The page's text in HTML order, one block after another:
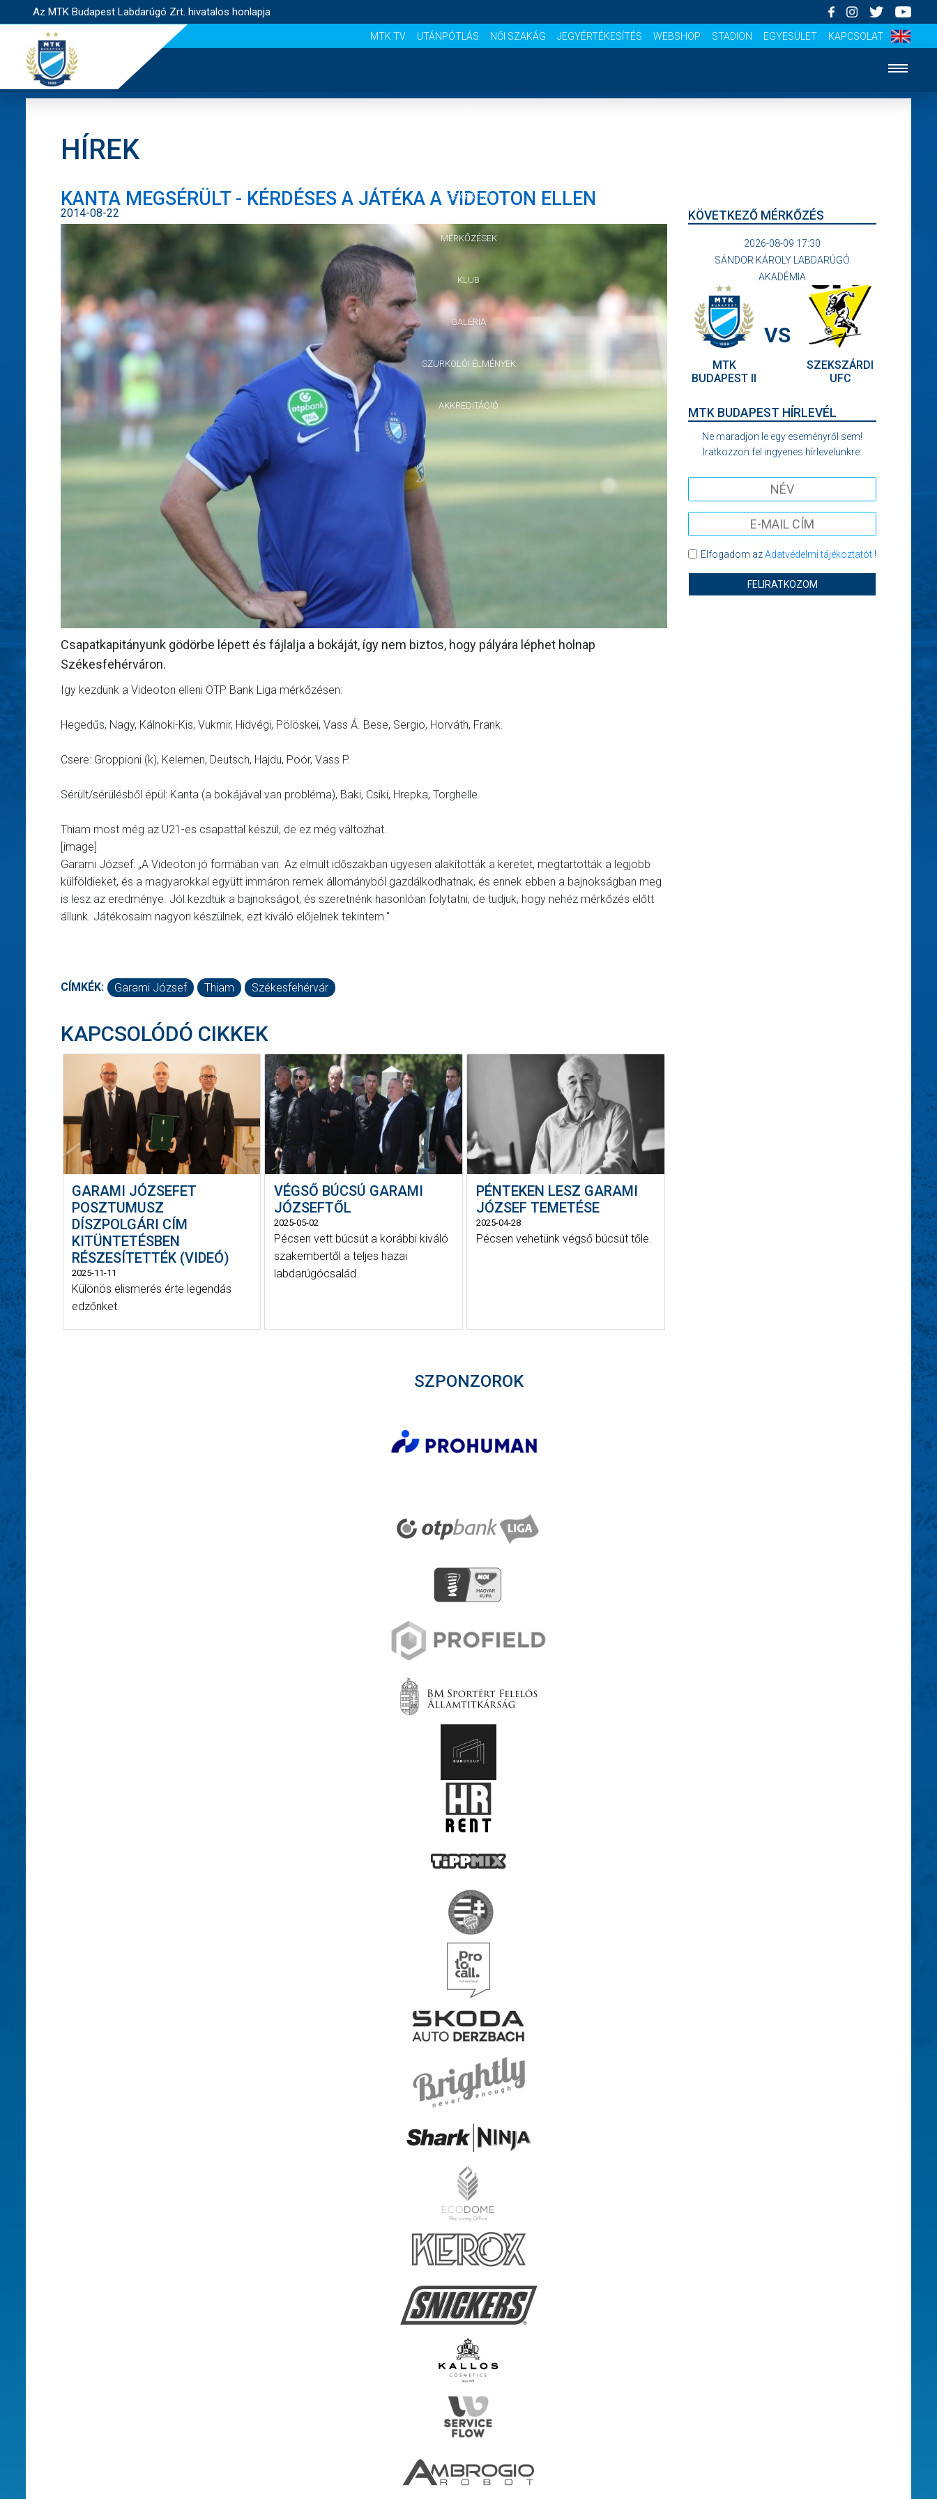
Az MTK Budapest Labdarúgó Zrt. hivatalos honlapja
MTK TV UTÁNPÓTLÁS NŐI SZAKÁG JEGYÉRTÉKESÍTÉS WEBSHOP STADION EGYESÜLET KAPCSOLAT
CSAPATOK
MÉRKŐZÉSEK
KLUB
GALÉRIA
SZURKOLÓI ÉLMÉNYEK
AKKREDITÁCIÓ
HÍREK
KANTA MEGSÉRÜLT - KÉRDÉSES A JÁTÉKA A VIDEOTON ELLEN
2014-08-22
Csapatkapitányunk gödörbe lépett és fájlalja a bokáját, így nem biztos, hogy pályára léphet holnap
Székesfehérváron.
Igy kezdünk a Videoton elleni OTP Bank Liga mérkőzésen:
Hegedűs, Nagy, Kálnoki-Kis, Vukmir, Hidvégi, Pölöskei, Vass Á. Bese, Sergio, Horváth, Frank.
Csere: Groppioni (k), Kelemen, Deutsch, Hajdu, Poór, Vass P.
Sérült/sérülésből épül: Kanta (a bokájával van probléma), Baki, Csiki, Hrepka, Torghelle.
Thiam most még az U21-es csapattal készül, de ez még változhat.
[image]
Garami József: „A Videoton jó formában van. Az elmúlt időszakban ügyesen alakították a keretet, megtartották a legjobb
külföldieket, és a magyarokkal együtt immáron remek állományból gazdálkodhatnak, és ennek ebben a bajnokságban meg
is lesz az eredménye. Jól kezdtük a bajnokságot, és szeretnénk hasonlóan folytatni, de tudjuk, hogy nehéz mérkőzés előtt
állunk. Játékosaim nagyon készülnek, ezt kiváló előjelnek tekintem."
CÍMKÉK: Garami József Thiam Székesfehérvár
KAPCSOLÓDÓ CIKKEK
GARAMI JÓZSEFET
POSZTUMUSZ
DÍSZPOLGÁRI CÍM
KITÜNTETÉSBEN
RÉSZESÍTETTÉK (VIDEÓ)
2025-11-11
Különös elismerés érte legendás
edzőnket.
VÉGSŐ BÚCSÚ GARAMI
JÓZSEFTŐL
2025-05-02
Pécsen vett búcsút a korábbi kiváló
szakembertől a teljes hazai
labdarúgócsalád.
PÉNTEKEN LESZ GARAMI
JÓZSEF TEMETÉSE
2025-04-28
Pécsen vehetünk végső búcsút tőle.
KÖVETKEZŐ MÉRKŐZÉS
2026-08-09 17:30
SÁNDOR KÁROLY LABDARÚGÓ
AKADÉMIA
MTK
BUDAPEST II
VS
SZEKSZÁRDI
UFC
MTK BUDAPEST HÍRLEVÉL
Ne maradjon le egy eseményről sem!
Iratkozzon fel ingyenes hírlevelünkre:
Elfogadom azAdatvédelmi tájékoztatót!
FELIRATKOZOM
SZPONZOROK